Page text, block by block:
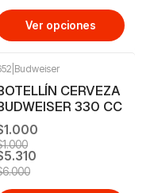
Ver opciones
OFF
Budweiser
CERVEZA
330 CC